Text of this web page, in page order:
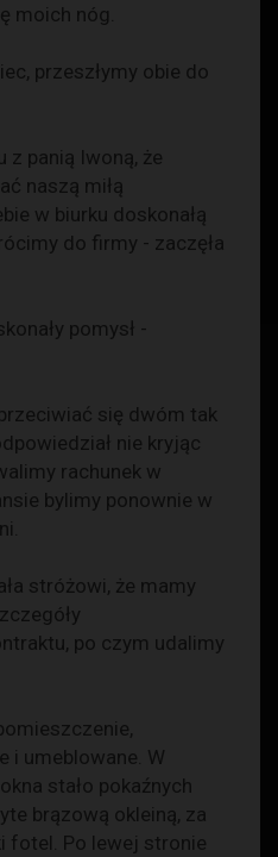
moich nóg.
przeszłymy obie do
z panią Iwoną, że
naszą miłą
w biurku doskonałą
do firmy - zaczęła
pomysł -
się dwóm tak
nie kryjąc
rachunek w
bylimy ponownie w
stróżowi, że mamy
po czym udalimy
i umeblowane. W
stało pokaźnych
brązową okleiną, za
fotel. Po lewej stronie